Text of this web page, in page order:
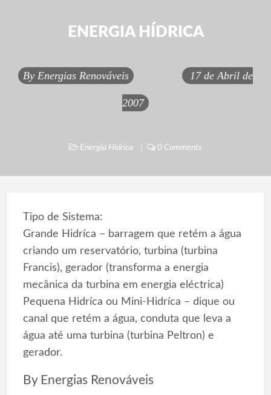
ENERGIA HÍDRICA
By Energias Renováveis 17 de Abril de
2007
Energia Hídrica 0 Comments
Tipo de Sistema:
Grande Hidríca – barragem que retém a água
criando um reservatório, turbina (turbina
Francis), gerador (transforma a energia
mecânica da turbina em energia eléctrica)
Pequena Hidríca ou Mini-Hidríca – dique ou
canal que retém a água, conduta que leva a
água até uma turbina (turbina Peltron) e
gerador.
By Energias Renováveis